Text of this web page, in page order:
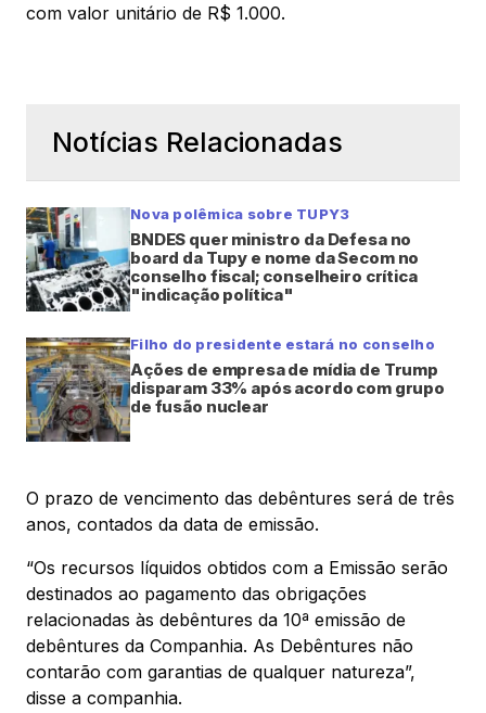
com valor unitário de R$ 1.000.
Notícias Relacionadas
Nova polêmica sobre TUPY3
BNDES quer ministro da Defesa no
board da Tupy e nome da Secom no
conselho fiscal; conselheiro crítica
"indicação política"
Filho do presidente estará no conselho
Ações de empresa de mídia de Trump
disparam 33% após acordo com grupo
de fusão nuclear
O prazo de vencimento das debêntures será de três
anos, contados da data de emissão.
“Os recursos líquidos obtidos com a Emissão serão
destinados ao pagamento das obrigações
relacionadas às debêntures da 10ª emissão de
debêntures da Companhia. As Debêntures não
contarão com garantias de qualquer natureza”,
disse a companhia.